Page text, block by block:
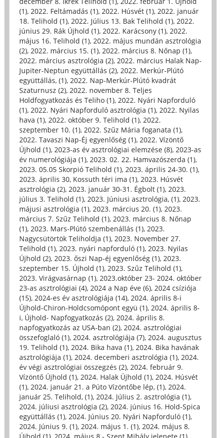
(1), 2022. Feltámadás (1), 2022. Húsvét (1), 2022. január
18. Telihold (1), 2022. Július 13. Bak Telihold (1), 2022.
június 29. Rák Újhold (1), 2022. Karácsony (1), 2022.
május 16. Telihold (1), 2022. május mundán asztrológia
(2), 2022. március 15. (1), 2022. március 8. Nőnap (1),
2022. március asztrológia (2), 2022. március Halak Nap-
Jupiter-Neptun együttállás (2), 2022. Merkúr-Plútó
együttállás, (1), 2022. Nap-Merkúr-Plútó kvadrát
Szaturnusz (2), 2022. november 8. Teljes
Holdfogyatkozás és Teliho (1), 2022. Nyári Napforduló
(1), 2022. Nyári Napforduló asztrológia (1), 2022. Nyilas
hava (1), 2022. október 9. Telihold (1), 2022.
szeptember 10. (1), 2022. Szűz Mária foganata (1),
2022. Tavaszi Nap-Éj egyenlőség (1), 2022. Vízöntő
Újhold (1), 2023-as év asztrológiai elemzése (8), 2023-as
év numerológiája (1), 2023. 02. 22. Hamvazószerda (1),
2023. 05.05 Skorpió Telihold (1), 2023. április 24-30. (1),
2023. április 30, Kossuth téri ima (1), 2023. Húsvét
asztrológia (2), 2023. január 30-31. Égbolt (1), 2023.
július 3. Telihold (1), 2023. Júniusi asztrológia, (1), 2023.
májusi asztrológia (1), 2023. március 20. (1), 2023.
március 7. Szűz Telihold (1), 2023. március 8. Nőnap
(1), 2023. Mars-Plútó szembenállás (1), 2023.
Nagycsütörtök Teliholdja (1), 2023. November 27.
Telihold (1), 2023. nyári napforduló (1), 2023. Nyilas
Újhold (2), 2023. őszi Nap-éj egyenlőség (1), 2023.
szeptember 15. Újhold (1), 2023. Szűz Telihold (1),
2023. Virágvasárnap (1), 2023.október 23- 2024. október
23-as asztrológiai (4), 2024 a Nap éve (6), 2024 csíziója
(15), 2024-es év asztrológiája (14), 2024. április 8-i
Újhold-Chiron-Holdcsomópont együ (1), 2024. április 8-
i, Újhold- Napfogyatkozás (2), 2024. április 8.
napfogyatkozás az USA-ban (2), 2024. asztrológiai
összefoglaló (1), 2024. asztrológiája (7), 2024. augusztus
19. Telihold (1), 2024. Bika hava (1), 2024. Bika havának
asztrológiája (1), 2024. decemberi asztrológia (1), 2024.
év végi asztrológiai összegzés (2), 2024. február 9.
Vízöntő Újhold (1), 2024. Halak Újhold (1), 2024. Húsvét
(1), 2024. január 21. a Púto Vízöntőbe lép, (1), 2024.
január 25. Telihold, (1), 2024. Július 2. asztrológia (1),
2024. júliusi asztrológia (2), 2024. június 16. Hold-Spica
együttállás (1), 2024. Június 20. Nyári Napforduló (1),
2024. Június 9. (1), 2024. május 1. (1), 2024. május 8.
Újhold (1), 2024. május 8.- Szent Mihály jelenete (1),